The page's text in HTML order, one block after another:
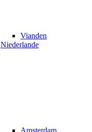
Vianden
Niederlande
Amsterdam